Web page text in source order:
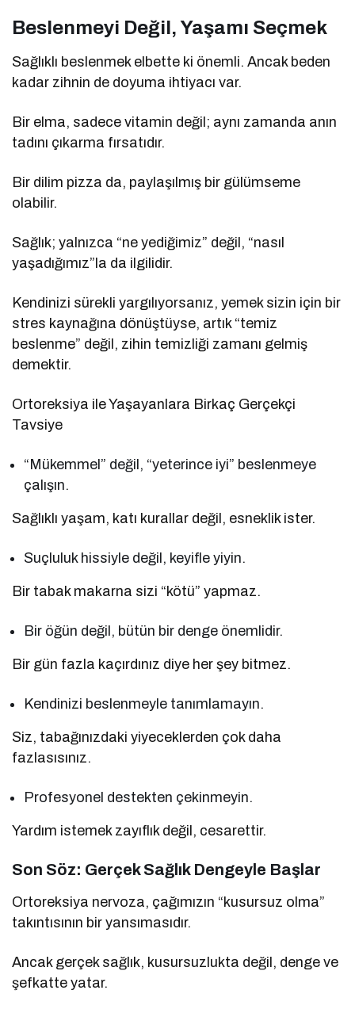
Beslenmeyi Değil, Yaşamı Seçmek
Sağlıklı beslenmek elbette ki önemli. Ancak beden
kadar zihnin de doyuma ihtiyacı var.
Bir elma, sadece vitamin değil; aynı zamanda anın
tadını çıkarma fırsatıdır.
Bir dilim pizza da, paylaşılmış bir gülümseme
olabilir.
Sağlık; yalnızca “ne yediğimiz” değil, “nasıl
yaşadığımız”la da ilgilidir.
Kendinizi sürekli yargılıyorsanız, yemek sizin için bir
stres kaynağına dönüştüyse, artık “temiz
beslenme” değil, zihin temizliği zamanı gelmiş
demektir.
Ortoreksiya ile Yaşayanlara Birkaç Gerçekçi
Tavsiye
“Mükemmel” değil, “yeterince iyi” beslenmeye
çalışın.
Sağlıklı yaşam, katı kurallar değil, esneklik ister.
Suçluluk hissiyle değil, keyifle yiyin.
Bir tabak makarna sizi “kötü” yapmaz.
Bir öğün değil, bütün bir denge önemlidir.
Bir gün fazla kaçırdınız diye her şey bitmez.
Kendinizi beslenmeyle tanımlamayın.
Siz, tabağınızdaki yiyeceklerden çok daha
fazlasısınız.
Profesyonel destekten çekinmeyin.
Yardım istemek zayıflık değil, cesarettir.
Son Söz: Gerçek Sağlık Dengeyle Başlar
Ortoreksiya nervoza, çağımızın “kusursuz olma”
takıntısının bir yansımasıdır.
Ancak gerçek sağlık, kusursuzlukta değil, denge ve
şefkatte yatar.